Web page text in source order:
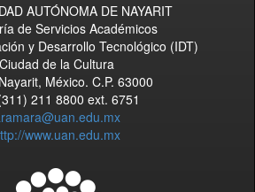
AUTÓNOMA DE NAYARIT
de Servicios Académicos
y Desarrollo Tecnológico (IDT)
Ciudad de la Cultura
México. C.P. 63000
211 8800 ext. 6751
www.uan.edu.mx